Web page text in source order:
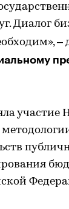
Диалог
–
участие